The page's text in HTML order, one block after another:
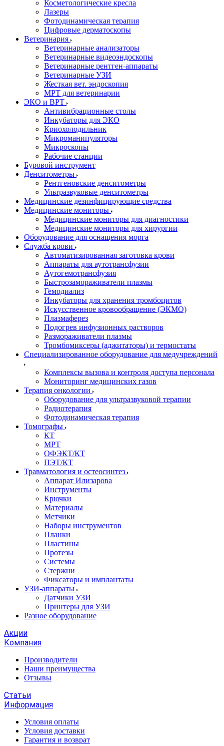
Косметологические кресла
Лазеры
Фотодинамическая терапия
Цифровые дерматоскопы
Ветеринария
Ветеринарные анализаторы
Ветеринарные видеоэндоскопы
Ветеринарные рентген-аппараты
Ветеринарные УЗИ
Жесткая вет. эндоскопия
МРТ для ветеринарии
ЭКО и ВРТ
Антивибрационные столы
Инкубаторы для ЭКО
Криохолодильник
Микроманипуляторы
Микроскопы
Рабочие станции
Буровой инструмент
Денситометры
Рентгеновские денситометры
Ультразвуковые денситометры
Медицинские дезинфицирующие средства
Медицинские мониторы
Медицинские мониторы для диагностики
Медицинские мониторы для хирургии
Оборудование для оснащения морга
Служба крови
Автоматизированная заготовка крови
Аппараты для аутотрансфузии
Аутогемотрансфузия
Быстрозамораживатели плазмы
Гемодиализ
Инкубаторы для хранения тромбоцитов
Искусственное кровообращение (ЭКМО)
Плазмаферез
Подогрев инфузионных растворов
Размораживатели плазмы
Тромбомиксеры (аджитаторы) и термостаты
Специализированное оборудование для медучреждений
Комплексы вызова и контроля доступа персонала
Мониторинг медицинских газов
Терапия онкологии
Оборудование для ультразвуковой терапии
Радиотерапия
Фотодинамическая терапия
Томографы
КТ
МРТ
ОФЭКТ/КТ
ПЭТ/КТ
Травматология и остеосинтез
Аппарат Илизарова
Инструменты
Крючки
Материалы
Метчики
Наборы инструментов
Планки
Пластины
Протезы
Системы
Стержни
Фиксаторы и имплантаты
УЗИ-аппараты
Датчики УЗИ
Принтеры для УЗИ
Разное оборудование
Акции
Компания
Производители
Наши преимущества
Отзывы
Статьи
Информация
Условия оплаты
Условия доставки
Гарантия и возврат